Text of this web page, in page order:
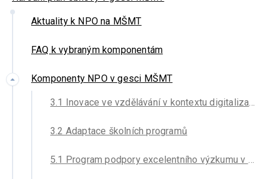
Aktuality k NPO na MŠMT
FAQ k vybraným komponentám
Komponenty NPO v gesci MŠMT
3.1 Inovace ve vzdělávání v kontextu digitalizace
3.2 Adaptace školních programů
5.1 Program podpory excelentního výzkumu v prioritních oblastech veřejného zájmu ve zdravotnictví – EXCELES